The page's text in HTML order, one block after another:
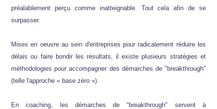
préalablement perçu comme inatteignable. Tout cela afin de se
surpasser.
Mises en oeuvre au sein d'entreprises pour radicalement réduire les
délais ou faire bondir les résultats, il existe plusieurs stratégies et
méthodologies pour accompagner des démarches de "breakthrough"
(telle l'approche « base zéro »).
En coaching, les démarches de "breakthrough" servent à